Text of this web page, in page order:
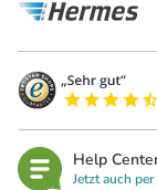
Help
Jetzt auch